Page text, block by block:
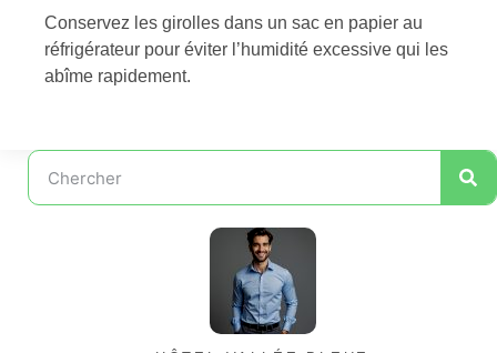
Conservez les girolles dans un sac en papier au
réfrigérateur pour éviter l’humidité excessive qui les
abîme rapidement.